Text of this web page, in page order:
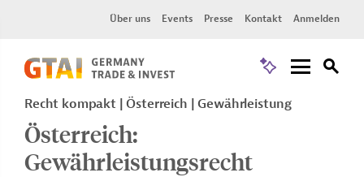
Über uns Events Presse Kontakt Anmelden
Recht kompakt | Österreich | Gewährleistung
Österreich:
Gewährleistungsrecht